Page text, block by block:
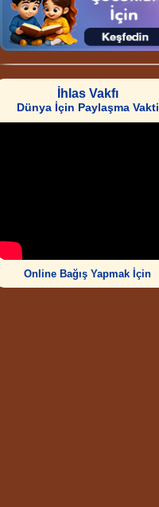
İhlas Vakfı
Dünya İçin Paylaşma Vakti
Online Bağış Yapmak İçin